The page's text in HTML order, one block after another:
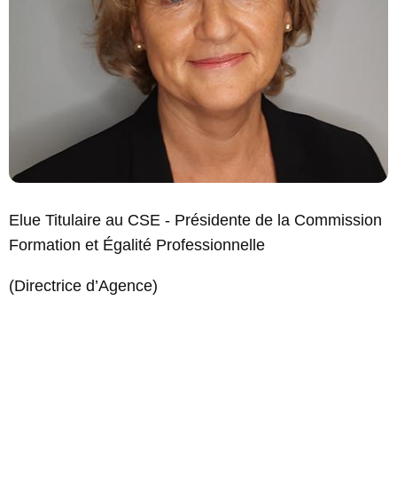
Elue Titulaire au CSE - Présidente de la Commission
Formation et Égalité Professionnelle
(Directrice d’Agence)